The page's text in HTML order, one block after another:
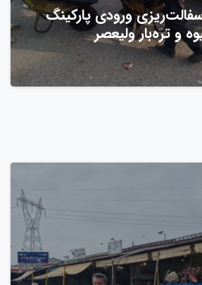
ورودی پارکینگ
و تره‌بار ولیعصر